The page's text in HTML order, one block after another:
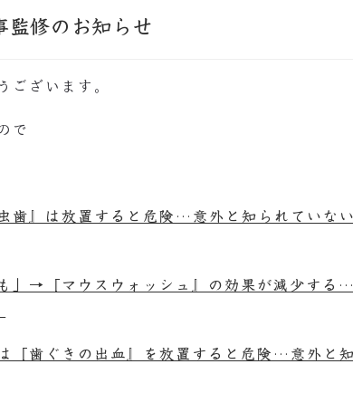
監修のお知らせ
ございます。
で
歯』は放置すると危険…意外と知られていな
」→『マウスウォッシュ』の効果が減少する
『歯ぐきの出血』を放置すると危険…意外と